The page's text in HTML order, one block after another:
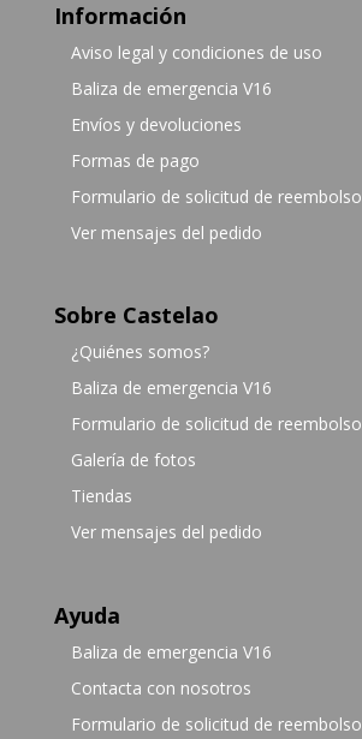
Información
Aviso legal y condiciones de uso
Baliza de emergencia V16
Envíos y devoluciones
Formas de pago
Formulario de solicitud de reembolso
Ver mensajes del pedido
Sobre Castelao
¿Quiénes somos?
Baliza de emergencia V16
Formulario de solicitud de reembolso
Galería de fotos
Tiendas
Ver mensajes del pedido
Ayuda
Baliza de emergencia V16
Contacta con nosotros
Formulario de solicitud de reembolso